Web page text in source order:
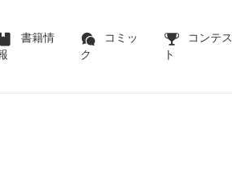
書籍情
コミッ
ク
コンテス
ト